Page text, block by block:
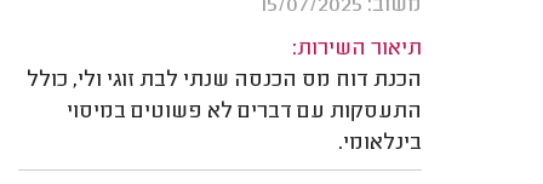
משוב: 15/07/2025
תיאור השירות:
הכנת דוח מס הכנסה שנתי לבת זוגי ולי, כולל
התעסקות עם דברים לא פשוטים במיסוי
בינלאומי.